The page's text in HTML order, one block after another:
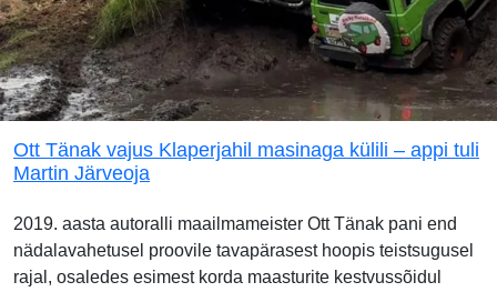
Ott Tänak vajus Klaperjahil masinaga külili – appi tuli
Martin Järveoja
2019. aasta autoralli maailmameister Ott Tänak pani end
nädalavahetusel proovile tavapärasest hoopis teistsugusel
rajal, osaledes esimest korda maasturite kestvussõidul